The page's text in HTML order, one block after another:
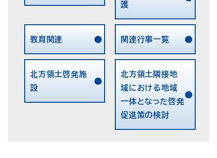
護
教育関連 関連行事一覧
北方領土啓発施
設
北方領土隣接地
域における地域
一体となった啓発
促進策の検討